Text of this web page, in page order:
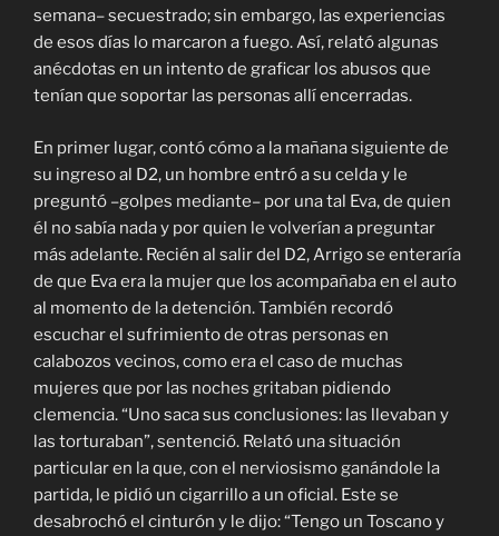
semana– secuestrado; sin embargo, las experiencias
de esos días lo marcaron a fuego. Así, relató algunas
anécdotas en un intento de graficar los abusos que
tenían que soportar las personas allí encerradas.
En primer lugar, contó cómo a la mañana siguiente de
su ingreso al D2, un hombre entró a su celda y le
preguntó –golpes mediante– por una tal Eva, de quien
él no sabía nada y por quien le volverían a preguntar
más adelante. Recién al salir del D2, Arrigo se enteraría
de que Eva era la mujer que los acompañaba en el auto
al momento de la detención. También recordó
escuchar el sufrimiento de otras personas en
calabozos vecinos, como era el caso de muchas
mujeres que por las noches gritaban pidiendo
clemencia. “Uno saca sus conclusiones: las llevaban y
las torturaban”, sentenció. Relató una situación
particular en la que, con el nerviosismo ganándole la
partida, le pidió un cigarrillo a un oficial. Este se
desabrochó el cinturón y le dijo: “Tengo un Toscano y